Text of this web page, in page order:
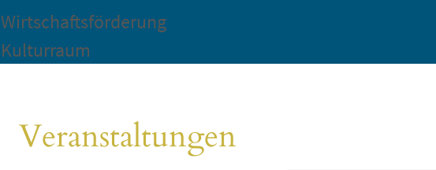
Wirtschaftsförderung
Kulturraum
Veranstaltungen